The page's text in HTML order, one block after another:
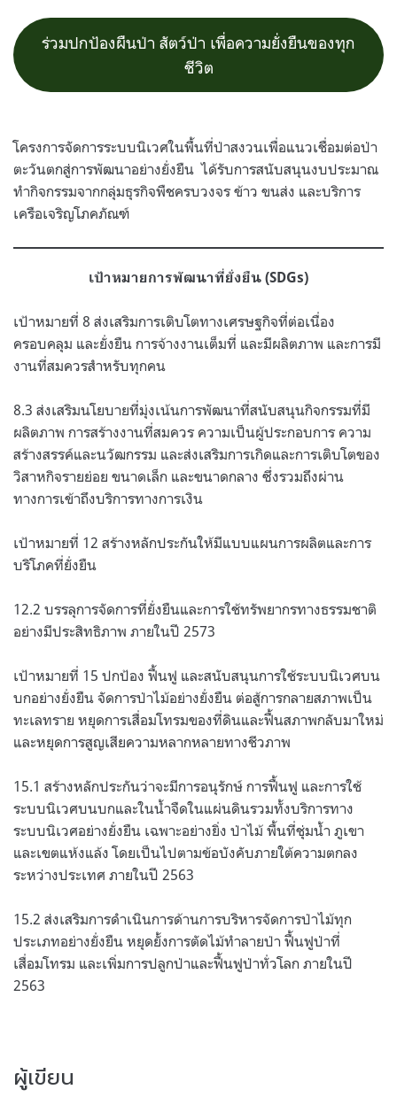
ร่วมปกป้องผืนป่า สัตว์ป่า เพื่อความยั่งยืนของทุก
ชีวิต
โครงการจัดการระบบนิเวศในพื้นที่ป่าสงวนเพื่อแนวเชื่อมต่อป่า
ตะวันตกสู่การพัฒนาอย่างยั่งยืน ได้รับการสนับสนุนงบประมาณ
ทำกิจกรรมจากกลุ่มธุรกิจพืชครบวงจร ข้าว ขนส่ง และบริการ
เครือเจริญโภคภัณฑ์
เป้าหมายการพัฒนาที่ยั่งยืน (SDGs)
เป้าหมายที่ 8 ส่งเสริมการเติบโตทางเศรษฐกิจที่ต่อเนื่อง
ครอบคลุม และยั่งยืน การจ้างงานเต็มที่ และมีผลิตภาพ และการมี
งานที่สมควรสำหรับทุกคน
8.3 ส่งเสริมนโยบายที่มุ่งเน้นการพัฒนาที่สนับสนุนกิจกรรมที่มี
ผลิตภาพ การสร้างงานที่สมควร ความเป็นผู้ประกอบการ ความ
สร้างสรรค์และนวัฒกรรม และส่งเสริมการเกิดและการเติบโตของ
วิสาหกิจรายย่อย ขนาดเล็ก และขนาดกลาง ซึ่งรวมถึงผ่าน
ทางการเข้าถึงบริการทางการเงิน
เป้าหมายที่ 12 สร้างหลักประกันให้มีแบบแผนการผลิตและการ
บริโภคที่ยั่งยืน
12.2 บรรลุการจัดการที่ยั่งยืนและการใช้ทรัพยากรทางธรรมชาติ
อย่างมีประสิทธิภาพ ภายในปี 2573
เป้าหมายที่ 15 ปกป้อง ฟื้นฟู และสนับสนุนการใช้ระบบนิเวศบน
บกอย่างยั่งยืน จัดการป่าไม้อย่างยั่งยืน ต่อสู้การกลายสภาพเป็น
ทะเลทราย หยุดการเสื่อมโทรมของที่ดินและฟื้นสภาพกลับมาใหม่
และหยุดการสูญเสียความหลากหลายทางชีวภาพ
15.1 สร้างหลักประกันว่าจะมีการอนุรักษ์ การฟื้นฟู และการใช้
ระบบนิเวศบนบกและในน้ำจืดในแผ่นดินรวมทั้งบริการทาง
ระบบนิเวศอย่างยั่งยืน เฉพาะอย่างยิ่ง ป่าไม้ พื้นที่ชุ่มน้ำ ภูเขา
และเขตแห้งแล้ง โดยเป็นไปตามข้อบังคับภายใต้ความตกลง
ระหว่างประเทศ ภายในปี 2563
15.2 ส่งเสริมการดำเนินการด้านการบริหารจัดการป่าไม้ทุก
ประเภทอย่างยั่งยืน หยุดยั้งการตัดไม้ทำลายป่า ฟื้นฟูป่าที่
เสื่อมโทรม และเพิ่มการปลูกป่าและฟื้นฟูป่าทั่วโลก ภายในปี
2563
ผู้เขียน